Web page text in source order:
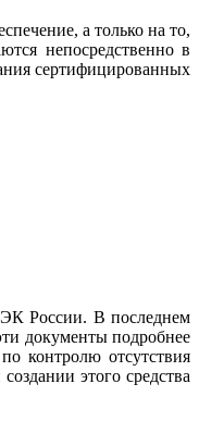
а только на то,
непосредственно в
сертифицированных
России. В последнем
документы подробнее
контролю отсутствия
этого средства